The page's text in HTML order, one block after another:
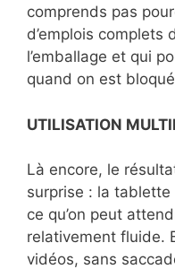
comprends pas
d’emplois complets
l’emballage et qui
quand on est
UTILISATION
Là encore, le
surprise : la
ce qu’on peut
relativement fluide.
vidéos, sans